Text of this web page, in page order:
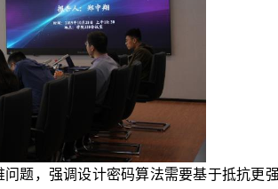
题，强调设计密码算法需要基于抵抗更